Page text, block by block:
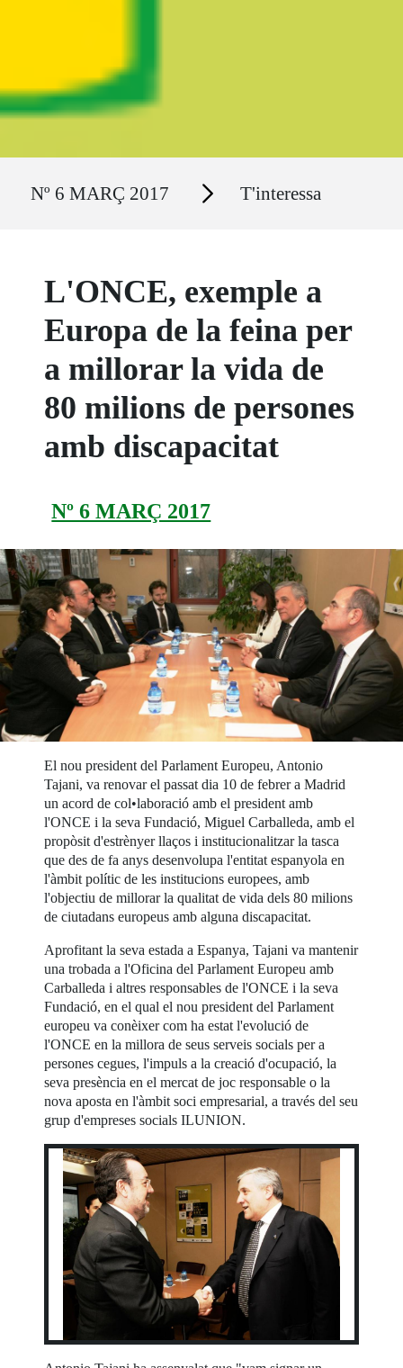
Nº 6 MARÇ 2017 Secciones T'interessa
L'ONCE, exemple a
Europa de la feina per
a millorar la vida de
80 milions de persones
amb discapacitat
Nº 6 MARÇ 2017
El nou president del Parlament Europeu, Antonio
Tajani, va renovar el passat dia 10 de febrer a Madrid
un acord de col•laboració amb el president amb
l'ONCE i la seva Fundació, Miguel Carballeda, amb el
propòsit d'estrènyer llaços i institucionalitzar la tasca
que des de fa anys desenvolupa l'entitat espanyola en
l'àmbit polític de les institucions europees, amb
l'objectiu de millorar la qualitat de vida dels 80 milions
de ciutadans europeus amb alguna discapacitat.
Aprofitant la seva estada a Espanya, Tajani va mantenir
una trobada a l'Oficina del Parlament Europeu amb
Carballeda i altres responsables de l'ONCE i la seva
Fundació, en el qual el nou president del Parlament
europeu va conèixer com ha estat l'evolució de
l'ONCE en la millora de seus serveis socials per a
persones cegues, l'impuls a la creació d'ocupació, la
seva presència en el mercat de joc responsable o la
nova aposta en l'àmbit soci empresarial, a través del seu
grup d'empreses socials ILUNION.